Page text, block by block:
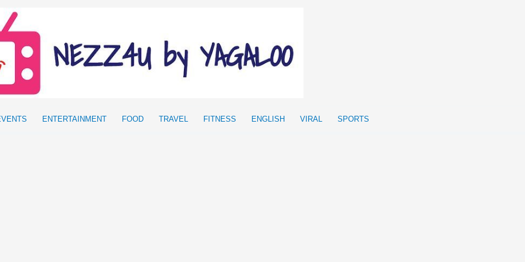
ENTERTAINMENT FOOD TRAVEL FITNESS ENGLISH VIRAL SPORTS